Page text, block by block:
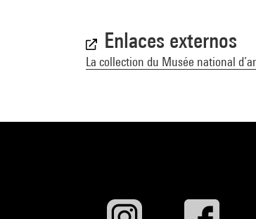
Enlaces externos
La collection du Musée national